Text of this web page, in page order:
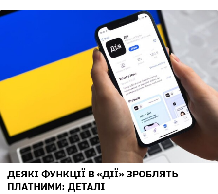
ДЕЯКІ ФУНКЦІЇ В «ДІЇ» ЗРОБЛЯТЬ
ПЛАТНИМИ: ДЕТАЛІ